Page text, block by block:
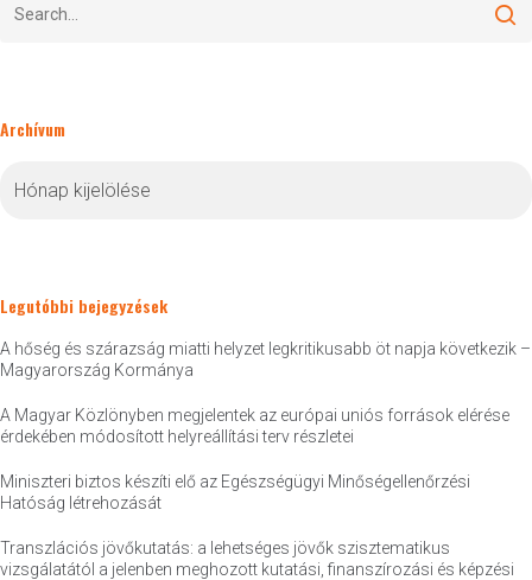
Archívum
Legutóbbi bejegyzések
A hőség és szárazság miatti helyzet legkritikusabb öt napja következik –
Magyarország Kormánya
A Magyar Közlönyben megjelentek az európai uniós források elérése
érdekében módosított helyreállítási terv részletei
Miniszteri biztos készíti elő az Egészségügyi Minőségellenőrzési
Hatóság létrehozását
Transzlációs jövőkutatás: a lehetséges jövők szisztematikus
vizsgálatától a jelenben meghozott kutatási, finanszírozási és képzési